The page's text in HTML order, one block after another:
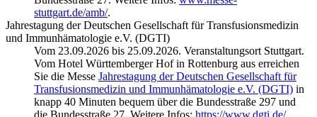
stuttgart.de/amb/.
Jahrestagung der Deutschen Gesellschaft für Transfusionsmedizin
und Immunhämatologie e.V. (DGTI)
Vom 23.09.2026 bis 25.09.2026. Veranstaltungsort Stuttgart.
Vom Hotel Württemberger Hof in Rottenburg aus erreichen
Sie die Messe Jahrestagung der Deutschen Gesellschaft für
Transfusionsmedizin und Immunhämatologie e.V. (DGTI) in
knapp 40 Minuten bequem über die Bundesstraße 297 und
die Bundesstraße 27. Weitere Infos: https://www.dgti.de/.